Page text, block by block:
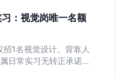
：视觉岗唯一名额
招1名视觉设计。背靠人
日常实习无转正承诺。
严谨流程的设计生，想